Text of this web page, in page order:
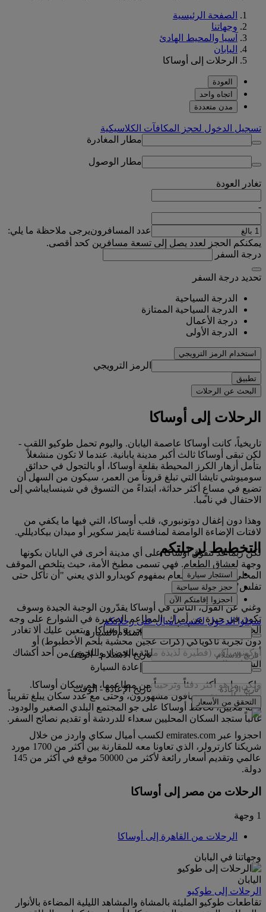
الصفحة الرئيسية
وجهاتنا
آسيا والمحيط الهادئ
اليابان
الرحلات إلى أوساكا
العودة
اتجاه واحد
مدن متعددة
تسجيل الدخول لحجز المكافآت الكلاسيكية
مطار المغادرة
مطار الوصول
تغادر العودة
-
عدد المسافرونيرجى ملاحظة ما يلي:
يمكنكم الحجز لعدد يصل إلى تسعة مسافرين كحد أقصى.
درجة السفر
تحديد درجة السفر
الدرجة السياحية
الدرجة السياحية الممتازة
درجة الأعمال
الدرجة الأولى
استخدام الرمز الترويجي
الرمز الترويجي
تطبيق
البحث عن الرحلات
الرحلات إلى أوساكا
تاريخياً، كانت أوساكا عاصمة اليابان. واليوم تحمل طوكيو اللقب -
لكن تبقى أوساكا ثالث أكبر مدينة يابانية. عندما لا تكون منشغلاً
بتأمل أزهار الكرز المحيطة بقلعة أوساكا، أو بالتجول في حدائق
سوميوشي تايشا التي تبلغ قروناً من العمر، سيكون من السهل أن
تضيع في مساعٍ أكثر حداثة، ابتداءً من التسوق في شينسايباشي إلى
الاحتفال في نامبا.
وهذا دون إغفال دوتونبوري، قلب أوساكا، التي فيها ما يكفي من
لافتات الإضاءة الوامضة لمنافسة تايمز سكوير أو ميدان بيكاديللي.
لكن ربما قد تتفوق أوساكا على أي مدينة أخرى في اليابان بكونها
وجهة لعشاق الطعام. فهي تسمى مطبخ الأمة، حيث يتلخص الموقف
المحلي من تناول الطعام بمفهوم كويدارو الذي يعني "أن تأكل حتى
تفلس".
وغني عن القول، الناس في أوساكا يقدّرون الوجبة الجيدة وسوف
تكون في حيرة من أمرك. المطاعم الصغيرة في الشوارع على وجه
الخصوص هي جزء أساسي من تجربة أوساكا. ويتعين عليك ألا تغادر
دون تجربة تاكوياكي (كرات عجين محشية بلحم الأخطبوط) أو
أوكونومياكي (فطيرة لذيذة مليئة بالخضار واللحوم) من أحد أكشاك
الشوارع العديدة.
ولكن ما هو أكثر دفئاً وترحيباً من مطاعمها، هم سكان أوساكا.
سكان المدينة مضيافون مشهورون، وحتى مع عدد سكان يبلغ تقريباً
ثلاثة ملايين، تحافظ أوساكا على جو المجتمع البلدي الصغير والودود.
غالباً ستجد السكان المحليين سعداء للدردشة أو تقديم نصائح السفر.
التخطيط لرحلتكم
استئجار سيارة
حجز جولة سياحية
احجزوا إقامتكم الآن
سجلوا الدخول لكسب أميالٍ على رحلاتكم
استلام السيارة
تاريخ الاستلام - الوقت
إعادة السيارة
تاريخ الإعادة - الوقت
التحقق من الأسعار
احجزوا عبر emirates.com لكسب أميال سكاي واردز من خلال
شريكنا كارترولر، الذي تعاونا معه للمقارنة بين أكثر من 1700 مورد
عالمي وتقديم أسعار رائعة لأكثر من 50000 موقع في أكثر من 145
دولة.
الرحلات من مصر إلى أوساكا
1 وجهة
الرحلات من القاهرة إلى أوساكا
وجهاتنا في اليابان
اليابان
الرحلات إلى طوكيو
تقاطعات طوكيو المليئة بالمشاة والمشاهد الليلية المضاءة بالأنوار